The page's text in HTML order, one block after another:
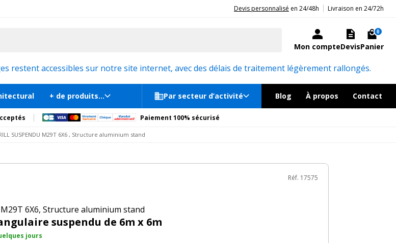
stand exposition, scène, podium et estrade, etc. | 20ans d'expérience aux côtés des professionnels et acteurs publics.
Devis personnalisé en 24/48h Livraison en 24/72h
Mon compteDevisPanier
0
restent accessibles sur notre site internet, avec des délais de traitement légèrement rallongés.
+ de produits... Par secteur d’activité Blog À propos Contact
Paiement 100% sécurisé
SUSPENDU M29T 6X6 , Structure aluminium stand
M29T 6X6, Structure aluminium stand
suspendu de 6m x 6m
Réf. 17575
jours